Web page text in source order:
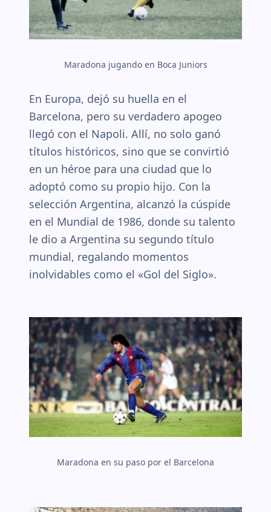
Maradona jugando en Boca Juniors
En Europa, dejó su huella en el
Barcelona, pero su verdadero apogeo
llegó con el Napoli. Allí, no solo ganó
títulos históricos, sino que se convirtió
en un héroe para una ciudad que lo
adoptó como su propio hijo. Con la
selección Argentina, alcanzó la cúspide
en el Mundial de 1986, donde su talento
le dio a Argentina su segundo título
mundial, regalando momentos
inolvidables como el «Gol del Siglo».
Maradona en su paso por el Barcelona